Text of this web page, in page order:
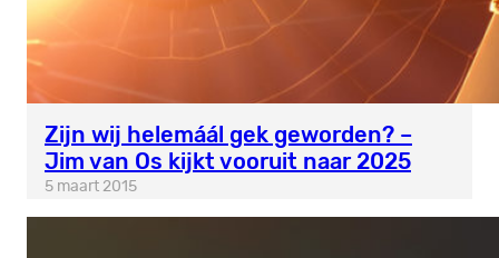
Zijn wij helemáál gek geworden? –
Jim van Os kijkt vooruit naar 2025
5 maart 2015